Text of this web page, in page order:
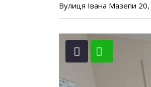
Вулиця Івана Мазепи 20,